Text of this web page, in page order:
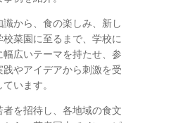
から、食の楽しみ、新し
菜園に至るまで、学校に
幅広いテーマを持たせ、参
践やアイデアから刺激を受
います。
を招待し、各地域の食文